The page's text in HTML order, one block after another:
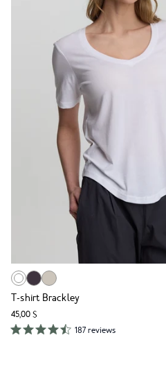
T-shirt Brackley
45,00 $
187 reviews